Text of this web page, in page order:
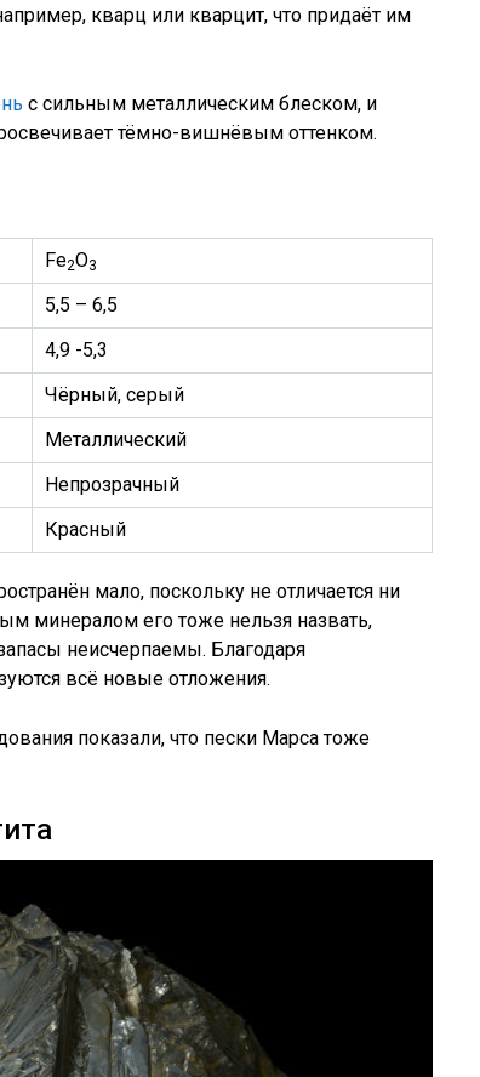
кварц или кварцит, что придаёт им
с сильным металлическим блеском, и
тёмно-вишнёвым оттенком.
Fe2O3
5,5 – 6,5
4,9 -5,3
Чёрный, серый
Металлический
Непрозрачный
Красный
мало, поскольку не отличается ни
минералом его тоже нельзя назвать,
неисчерпаемы. Благодаря
всё новые отложения.
показали, что пески Марса тоже